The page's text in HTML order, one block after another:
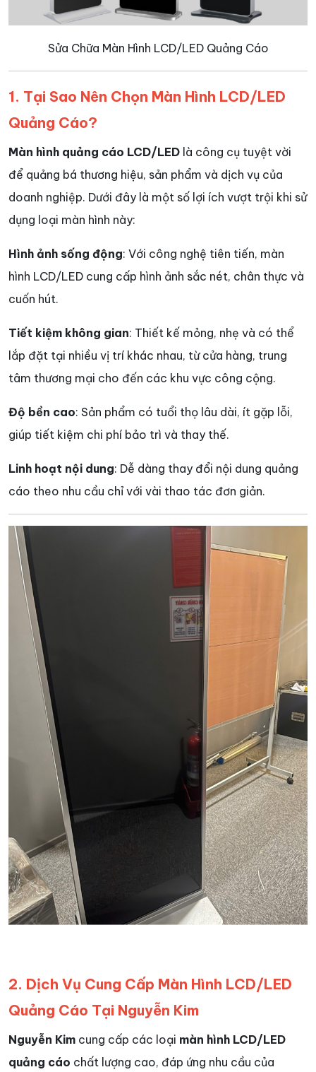
Sửa Chữa Màn Hình LCD/LED Quảng Cáo
1. Tại Sao Nên Chọn Màn Hình LCD/LED
Quảng Cáo?
Màn hình quảng cáo LCD/LED là công cụ tuyệt vời
để quảng bá thương hiệu, sản phẩm và dịch vụ của
doanh nghiệp. Dưới đây là một số lợi ích vượt trội khi sử
dụng loại màn hình này:
Hình ảnh sống động: Với công nghệ tiên tiến, màn
hình LCD/LED cung cấp hình ảnh sắc nét, chân thực và
cuốn hút.
Tiết kiệm không gian: Thiết kế mỏng, nhẹ và có thể
lắp đặt tại nhiều vị trí khác nhau, từ cửa hàng, trung
tâm thương mại cho đến các khu vực công cộng.
Độ bền cao: Sản phẩm có tuổi thọ lâu dài, ít gặp lỗi,
giúp tiết kiệm chi phí bảo trì và thay thế.
Linh hoạt nội dung: Dễ dàng thay đổi nội dung quảng
cáo theo nhu cầu chỉ với vài thao tác đơn giản.
2. Dịch Vụ Cung Cấp Màn Hình LCD/LED
Quảng Cáo Tại Nguyễn Kim
Nguyễn Kim cung cấp các loại màn hình LCD/LED
quảng cáo chất lượng cao, đáp ứng nhu cầu của